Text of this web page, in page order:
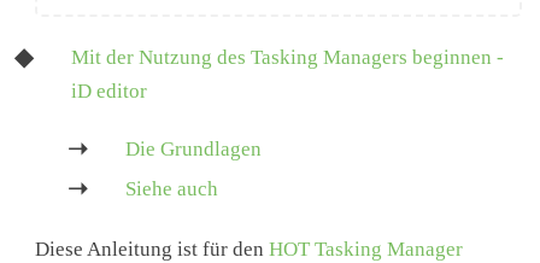
Mit der Nutzung des Tasking Managers beginnen -
iD editor
Die Grundlagen
Siehe auch
Diese Anleitung ist für denHOT Tasking Manager